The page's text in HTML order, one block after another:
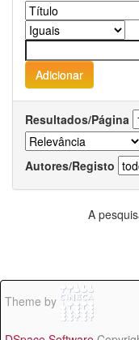
Resultados/Página
Autores/Registo
A
Theme by